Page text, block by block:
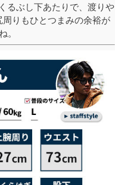
るぶし下あたりで、渡りや
りもひとつまみの余裕が
。